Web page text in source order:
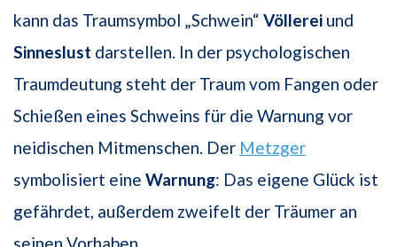
kann das Traumsymbol „Schwein“ Völlerei und
Sinneslust darstellen. In der psychologischen
Traumdeutung steht der Traum vom Fangen oder
Schießen eines Schweins für die Warnung vor
neidischen Mitmenschen. Der Metzger
symbolisiert eine Warnung: Das eigene Glück ist
gefährdet, außerdem zweifelt der Träumer an